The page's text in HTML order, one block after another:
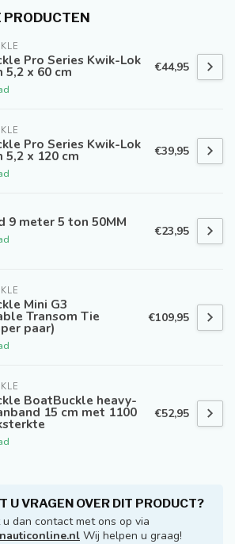
PRODUCTEN
Pro Series Kwik-Lok
5,2 x 60 cm €44,95
Pro Series Kwik-Lok
5,2 x 120 cm €39,95
9 meter 5 ton 50MM
€23,95
Mini G3
Transom Tie
paar)
€109,95
BoatBuckle heavy-
15 cm met 1100 €52,95
U VRAGEN OVER DIT PRODUCT?
u dan contact met ons op via
Wij helpen u graag!